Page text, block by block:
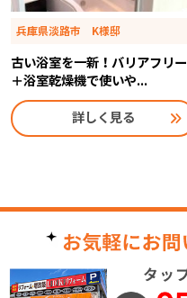
兵庫県淡路市 K様邸
古い浴室を一新！バリアフリー
＋浴室乾燥機で使いや...
詳しく見る